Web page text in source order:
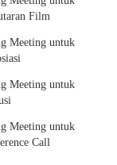
Film
Meeting untuk
Meeting untuk
Meeting untuk
Call